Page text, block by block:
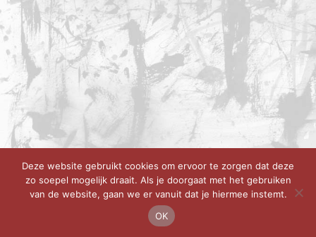
Deze website gebruikt cookies om ervoor te zorgen dat deze
zo soepel mogelijk draait. Als je doorgaat met het gebruiken
van de website, gaan we er vanuit dat je hiermee instemt.
OK